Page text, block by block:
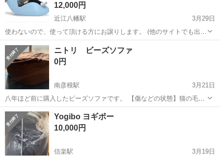
12,000円
近江八幡駅
3月29日
使わないので、使って頂ける方にお譲りします。 (他のサイトでも出品
していますので、気になる方は早めにご連絡お願いします) 20km圏内
であれば、引渡し可能ですのでご相談下さい。 カバーは洗濯済です。
シミなど特にありません...
滋賀 近江八幡市 近江八幡駅
ニトリ ビーズソファ
0円
南彦根駅
3月21日
八年ほど前に購入したビーズソファです。 【傷などの状態】猫の毛、
爪痕など多少あります。気になる方はご遠慮ください。 【アピールポ
イント】本体緑色、茶色のカバーを掛けています。 【希望取引場所】
彦根市平田町 【希望取引日時...
滋賀 彦根市 南彦根駅 ソファ
Yogibo ヨギボー
10,000円
信楽駅
3月19日